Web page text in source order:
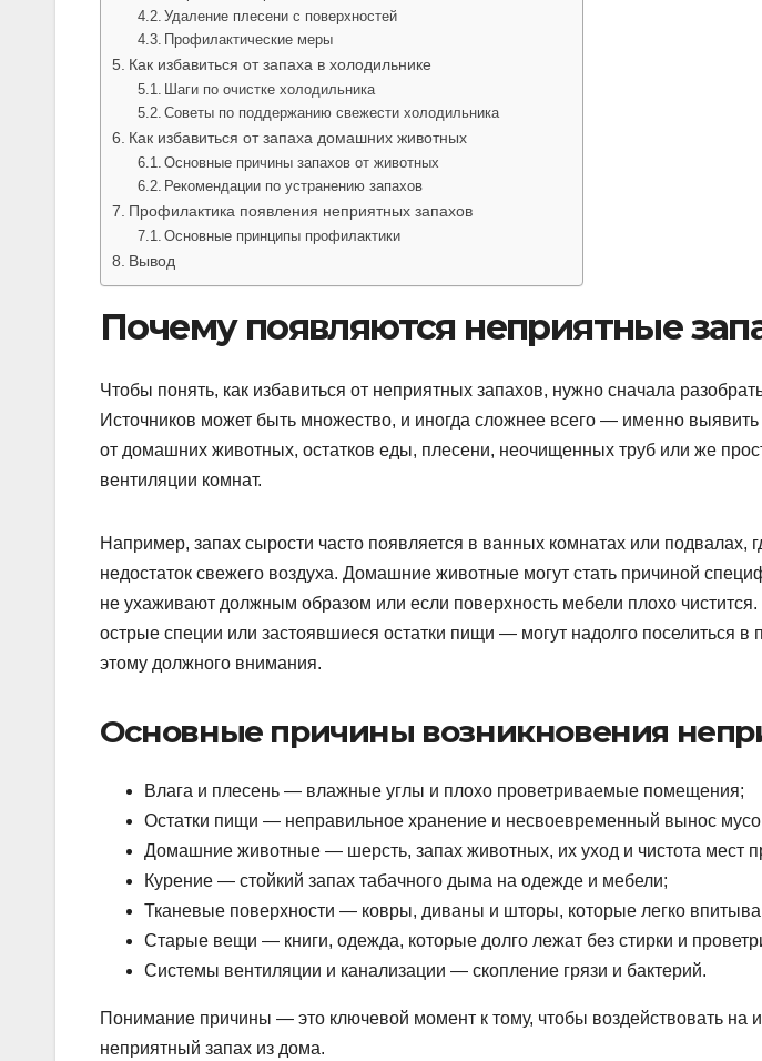
Удаление плесени с поверхностей
Профилактические меры
Как избавиться от запаха в холодильнике
Шаги по очистке холодильника
Советы по поддержанию свежести холодильника
Как избавиться от запаха домашних животных
Основные причины запахов от животных
Рекомендации по устранению запахов
Профилактика появления неприятных запахов
Основные принципы профилактики
Вывод
Почему появляются неприятные
Чтобы понять, как избавиться от неприятных запахов, нужно сначала
Источников может быть множество, и иногда сложнее всего — именно выявить
от домашних животных, остатков еды, плесени, неочищенных труб или же
вентиляции комнат.
Например, запах сырости часто появляется в ванных комнатах или подвалах,
недостаток свежего воздуха. Домашние животные могут стать причиной
не ухаживают должным образом или если поверхность мебели плохо
острые специи или застоявшиеся остатки пищи — могут надолго поселиться в
этому должного внимания.
Основные причины возникновения
Влага и плесень — влажные углы и плохо проветриваемые помещения;
Остатки пищи — неправильное хранение и несвоевременный вынос
Домашние животные — шерсть, запах животных, их уход и чистота мест
Курение — стойкий запах табачного дыма на одежде и мебели;
Тканевые поверхности — ковры, диваны и шторы, которые легко
Старые вещи — книги, одежда, которые долго лежат без стирки и
Системы вентиляции и канализации — скопление грязи и бактерий.
Понимание причины — это ключевой момент к тому, чтобы воздействовать на
неприятный запах из дома.